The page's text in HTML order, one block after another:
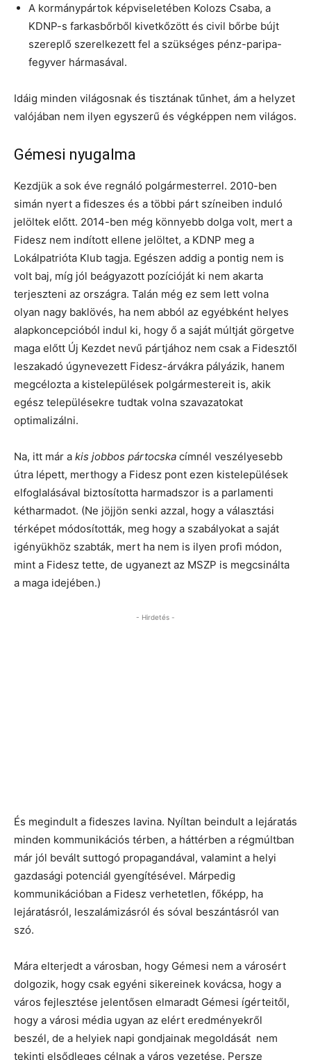
A kormánypártok képviseletében Kolozs Csaba, a
KDNP-s farkasbőrből kivetkőzött és civil bőrbe bújt
szereplő szerelkezett fel a szükséges pénz-paripa-
fegyver hármasával.
Idáig minden világosnak és tisztának tűnhet, ám a helyzet
valójában nem ilyen egyszerű és végképpen nem világos.
Gémesi nyugalma
Kezdjük a sok éve regnáló polgármesterrel. 2010-ben
simán nyert a fideszes és a többi párt színeiben induló
jelöltek előtt. 2014-ben még könnyebb dolga volt, mert a
Fidesz nem indított ellene jelöltet, a KDNP meg a
Lokálpatrióta Klub tagja. Egészen addig a pontig nem is
volt baj, míg jól beágyazott pozícióját ki nem akarta
terjeszteni az országra. Talán még ez sem lett volna
olyan nagy baklövés, ha nem abból az egyébként helyes
alapkoncepcióból indul ki, hogy ő a saját múltját görgetve
maga előtt Új Kezdet nevű pártjához nem csak a Fidesztől
leszakadó úgynevezett Fidesz-árvákra pályázik, hanem
megcélozta a kistelepülések polgármestereit is, akik
egész településekre tudtak volna szavazatokat
optimalizálni.
Na, itt már a kis jobbos pártocska címnél veszélyesebb
útra lépett, merthogy a Fidesz pont ezen kistelepülések
elfoglalásával biztosította harmadszor is a parlamenti
kétharmadot. (Ne jöjjön senki azzal, hogy a választási
térképet módosították, meg hogy a szabályokat a saját
igényükhöz szabták, mert ha nem is ilyen profi módon,
mint a Fidesz tette, de ugyanezt az MSZP is megcsinálta
a maga idejében.)
- Hirdetés -
És megindult a fideszes lavina. Nyíltan beindult a lejáratás
minden kommunikációs térben, a háttérben a régmúltban
már jól bevált suttogó propagandával, valamint a helyi
gazdasági potenciál gyengítésével. Márpedig
kommunikációban a Fidesz verhetetlen, főképp, ha
lejáratásról, leszalámizásról és sóval beszántásról van
szó.
Mára elterjedt a városban, hogy Gémesi nem a városért
dolgozik, hogy csak egyéni sikereinek kovácsa, hogy a
város fejlesztése jelentősen elmaradt Gémesi ígérteitől,
hogy a városi média ugyan az elért eredményekről
beszél, de a helyiek napi gondjainak megoldását nem
tekinti elsődleges célnak a város vezetése. Persze